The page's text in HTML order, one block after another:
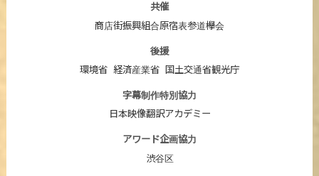
共催
商店街振興組合原宿表参道欅会
後援
環境省 経済産業省 国土交通省観光庁
字幕制作特別協力
日本映像翻訳アカデミー
アワード企画協力
渋谷区